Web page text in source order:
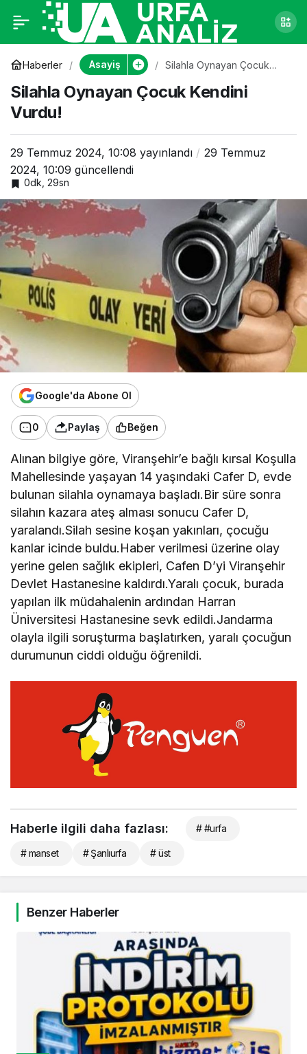
Haberler Asayiş
Silahla Oynayan Çocuk
Silahla Oynayan Çocuk Kendini
Vurdu!
29 Temmuz 2024, 10:08 yayınlandı
29 Temmuz
2024, 10:09 güncellendi
0dk, 29sn
Google'da Abone Ol
0 Paylaş Beğen
Alınan bilgiye göre, Viranşehir’e bağlı kırsal Koşulla
Mahellesinde yaşayan 14 yaşındaki Cafer D, evde
bulunan silahla oynamaya başladı.Bir süre sonra
silahın kazara ateş alması sonucu Cafer D,
yaralandı.Silah sesine koşan yakınları, çocuğu
kanlar icinde buldu.Haber verilmesi üzerine olay
yerine gelen sağlık ekipleri, Cafen D’yi Viranşehir
Devlet Hastanesine kaldırdı.Yaralı çocuk, burada
yapılan ilk müdahalenin ardından Harran
Üniversitesi Hastanesine sevk edildi.Jandarma
olayla ilgili soruşturma başlatırken, yaralı çocuğun
durumunun ciddi olduğu öğrenildi.
Silahla Oynayan
Çocuk Kendini Vurdu!
0
Haberle ilgili daha fazlası: # #urfa
# manset # Şanlıurfa # üst
Benzer Haberler